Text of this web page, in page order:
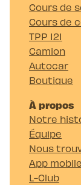
Cours de
Cours de
TPP 121
Camion
Autocar
Boutique
À propos
Notre
Équipe
Nous
App
L-Club